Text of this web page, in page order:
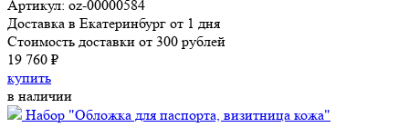
Артикул: oz-00000584
Доставка в Екатеринбург от 1 дня
Стоимость доставки от 300 рублей
19 760 ₽
купить
в наличии
Набор "Обложка для паспорта, визитница кожа"